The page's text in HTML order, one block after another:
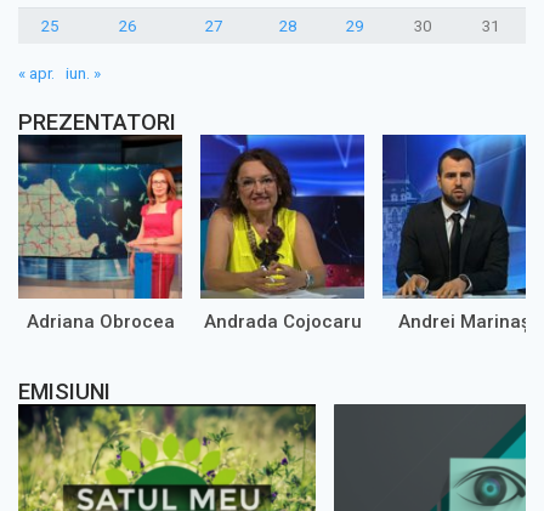
25
26 27 28 29 30 31
« apr. iun. »
PREZENTATORI
Adriana Obrocea Andrada Cojocaru Andrei Marinaș
EMISIUNI